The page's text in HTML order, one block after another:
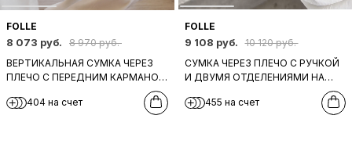
FOLLE
8 073 руб.
8 970 руб.
ВЕРТИКАЛЬНАЯ СУМКА ЧЕРЕЗ
ПЛЕЧО С ПЕРЕДНИМ КАРМАНОМ
ЧЕРНОЙ КОЖИ
404 на счет
FOLLE
9 108 руб.
10 120 руб.
СУМКА ЧЕРЕЗ ПЛЕЧО С РУЧКОЙ
И ДВУМЯ ОТДЕЛЕНИЯМИ НА
НАТУРАЛЬНОЙ ОЛИВКОВОЙ
455 на счет